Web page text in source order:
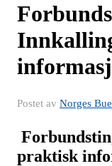
Postet av Norges
praktisk